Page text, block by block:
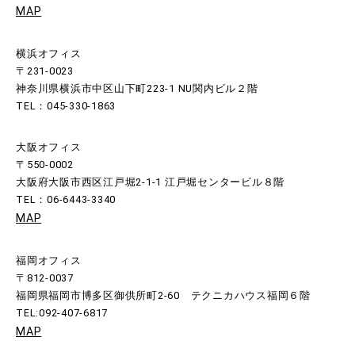
MAP
横浜オフィス
〒231-0023
神奈川県横浜市中区山下町223-1 NU関内ビル２階
TEL：045-330-1863
大阪オフィス
〒550-0002
大阪府大阪市西区江戸堀2-1-1 江戸堀センタービル８階
TEL：06-6443-3340
MAP
福岡オフィス
〒812-0037
福岡県福岡市博多区御供所町2-60 テクニカハウス福岡６階
TEL:092-407-6817
MAP